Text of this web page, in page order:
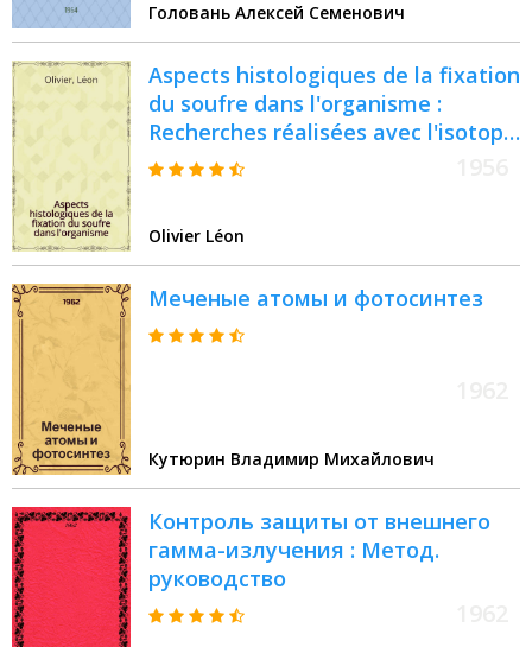
Головань Алексей Семенович
Aspects histologiques de la fixation
du soufre dans l'organisme :
Recherches réalisées avec l'isotope
³⁵S radioactif introduit sous forme
Olivier Léon
Меченые атомы и фотосинтез
Кутюрин Владимир Михайлович
Контроль защиты от внешнего
гамма-излучения : Метод.
руководство